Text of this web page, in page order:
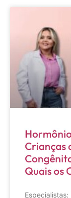
Crianças
Quais os